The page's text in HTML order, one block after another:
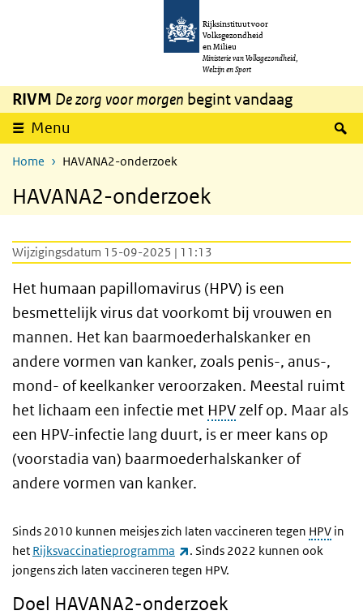
Overslaan en naar de inhoud gaan
Rijksinstituut voor
Volksgezondheid
en Milieu
Ministerie van Volksgezondheid,
Welzijn en Sport
RIVM De zorg voor morgen begint vandaag
Menu
Home HAVANA2-onderzoek
HAVANA2-onderzoek
Wijzigingsdatum 15-09-2025 | 11:13
Het humaan papillomavirus (HPV) is een
besmettelijk virus dat voorkomt bij vrouwen en
mannen. Het kan baarmoederhalskanker en
andere vormen van kanker, zoals penis-, anus-,
mond- of keelkanker veroorzaken. Meestal ruimt
het lichaam een infectie met HPVzelf op. Maar als
een HPV-infectie lang duurt, is er meer kans op
(voorstadia van) baarmoederhalskanker of
andere vormen van kanker.
Sinds 2010 kunnen meisjes zich laten vaccineren tegen HPV in
het Rijksvaccinatieprogramma (externe link)
. Sinds 2022 kunnen ook
jongens zich laten vaccineren tegen HPV.
Doel HAVANA2-onderzoek